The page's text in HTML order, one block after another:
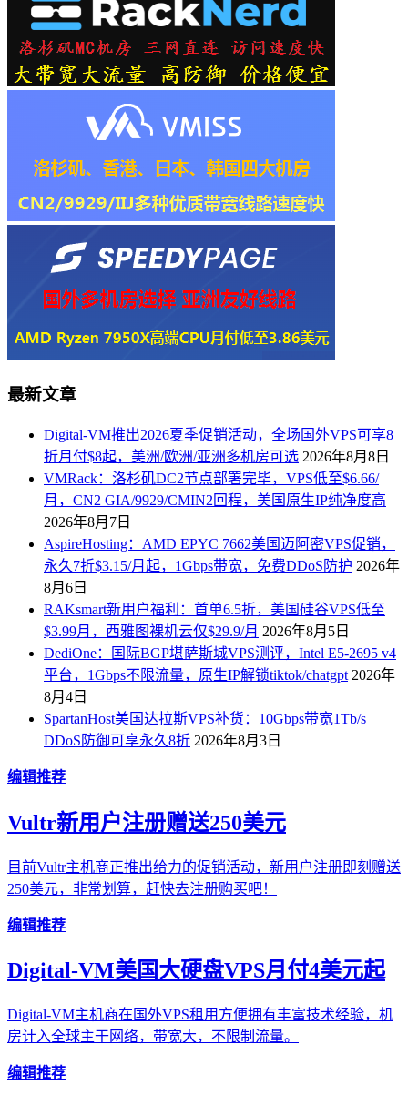
最新文章
Digital-VM推出2026夏季促销活动，全场国外VPS可享8
折月付$8起，美洲/欧洲/亚洲多机房可选 2026年8月8日
VMRack：洛杉矶DC2节点部署完毕，VPS低至$6.66/
月，CN2 GIA/9929/CMIN2回程，美国原生IP纯净度高
2026年8月7日
AspireHosting：AMD EPYC 7662美国迈阿密VPS促销，
永久7折$3.15/月起，1Gbps带宽，免费DDoS防护 2026年
8月6日
RAKsmart新用户福利：首单6.5折，美国硅谷VPS低至
$3.99月，西雅图裸机云仅$29.9/月 2026年8月5日
DediOne：国际BGP堪萨斯城VPS测评，Intel E5-2695 v4
平台，1Gbps不限流量，原生IP解锁tiktok/chatgpt 2026年
8月4日
SpartanHost美国达拉斯VPS补货：10Gbps带宽1Tb/s
DDoS防御可享永久8折 2026年8月3日
编辑推荐
Vultr新用户注册赠送250美元
目前Vultr主机商正推出给力的促销活动，新用户注册即刻赠送
250美元，非常划算，赶快去注册购买吧！
编辑推荐
Digital-VM美国大硬盘VPS月付4美元起
Digital-VM主机商在国外VPS租用方便拥有丰富技术经验，机
房计入全球主干网络，带宽大，不限制流量。
编辑推荐